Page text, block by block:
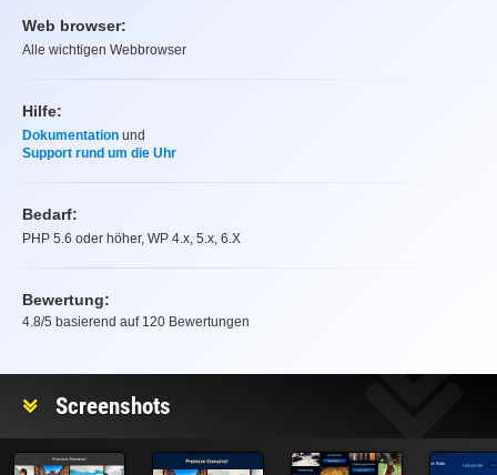
Web browser:
Alle wichtigen Webbrowser
Hilfe:
Dokumentation und
Support rund um die Uhr
Bedarf:
PHP 5.6 oder höher, WP 4.x, 5.x, 6.X
Bewertung:
4.8/5 basierend auf 120 Bewertungen
Screenshots